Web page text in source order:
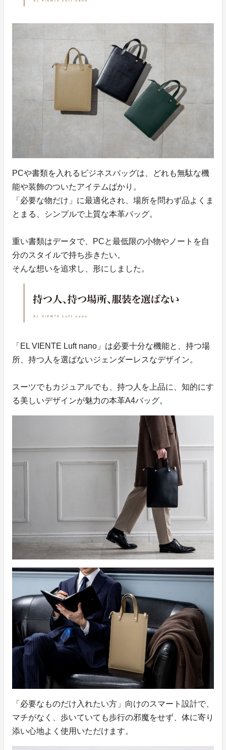
PCや書類を入れるビジネスバッグは、どれも無駄な機
能や装飾のついたアイテムばかり。
「必要な物だけ」に最適化され、場所を問わず品よくま
とまる、シンプルで上質な本革バッグ。
重い書類はデータで、PCと最低限の小物やノートを自
分のスタイルで持ち歩きたい。
そんな想いを追求し、形にしました。
「EL VIENTE Luft nano」は必要十分な機能と、持つ場
所、持つ人を選ばないジェンダーレスなデザイン。
スーツでもカジュアルでも、持つ人を上品に、知的にす
る美しいデザインが魅力の本革A4バッグ。
「必要なものだけ入れたい方」向けのスマート設計で、
マチがなく、歩いていても歩行の邪魔をせず、体に寄り
添い心地よく使用いただけます。